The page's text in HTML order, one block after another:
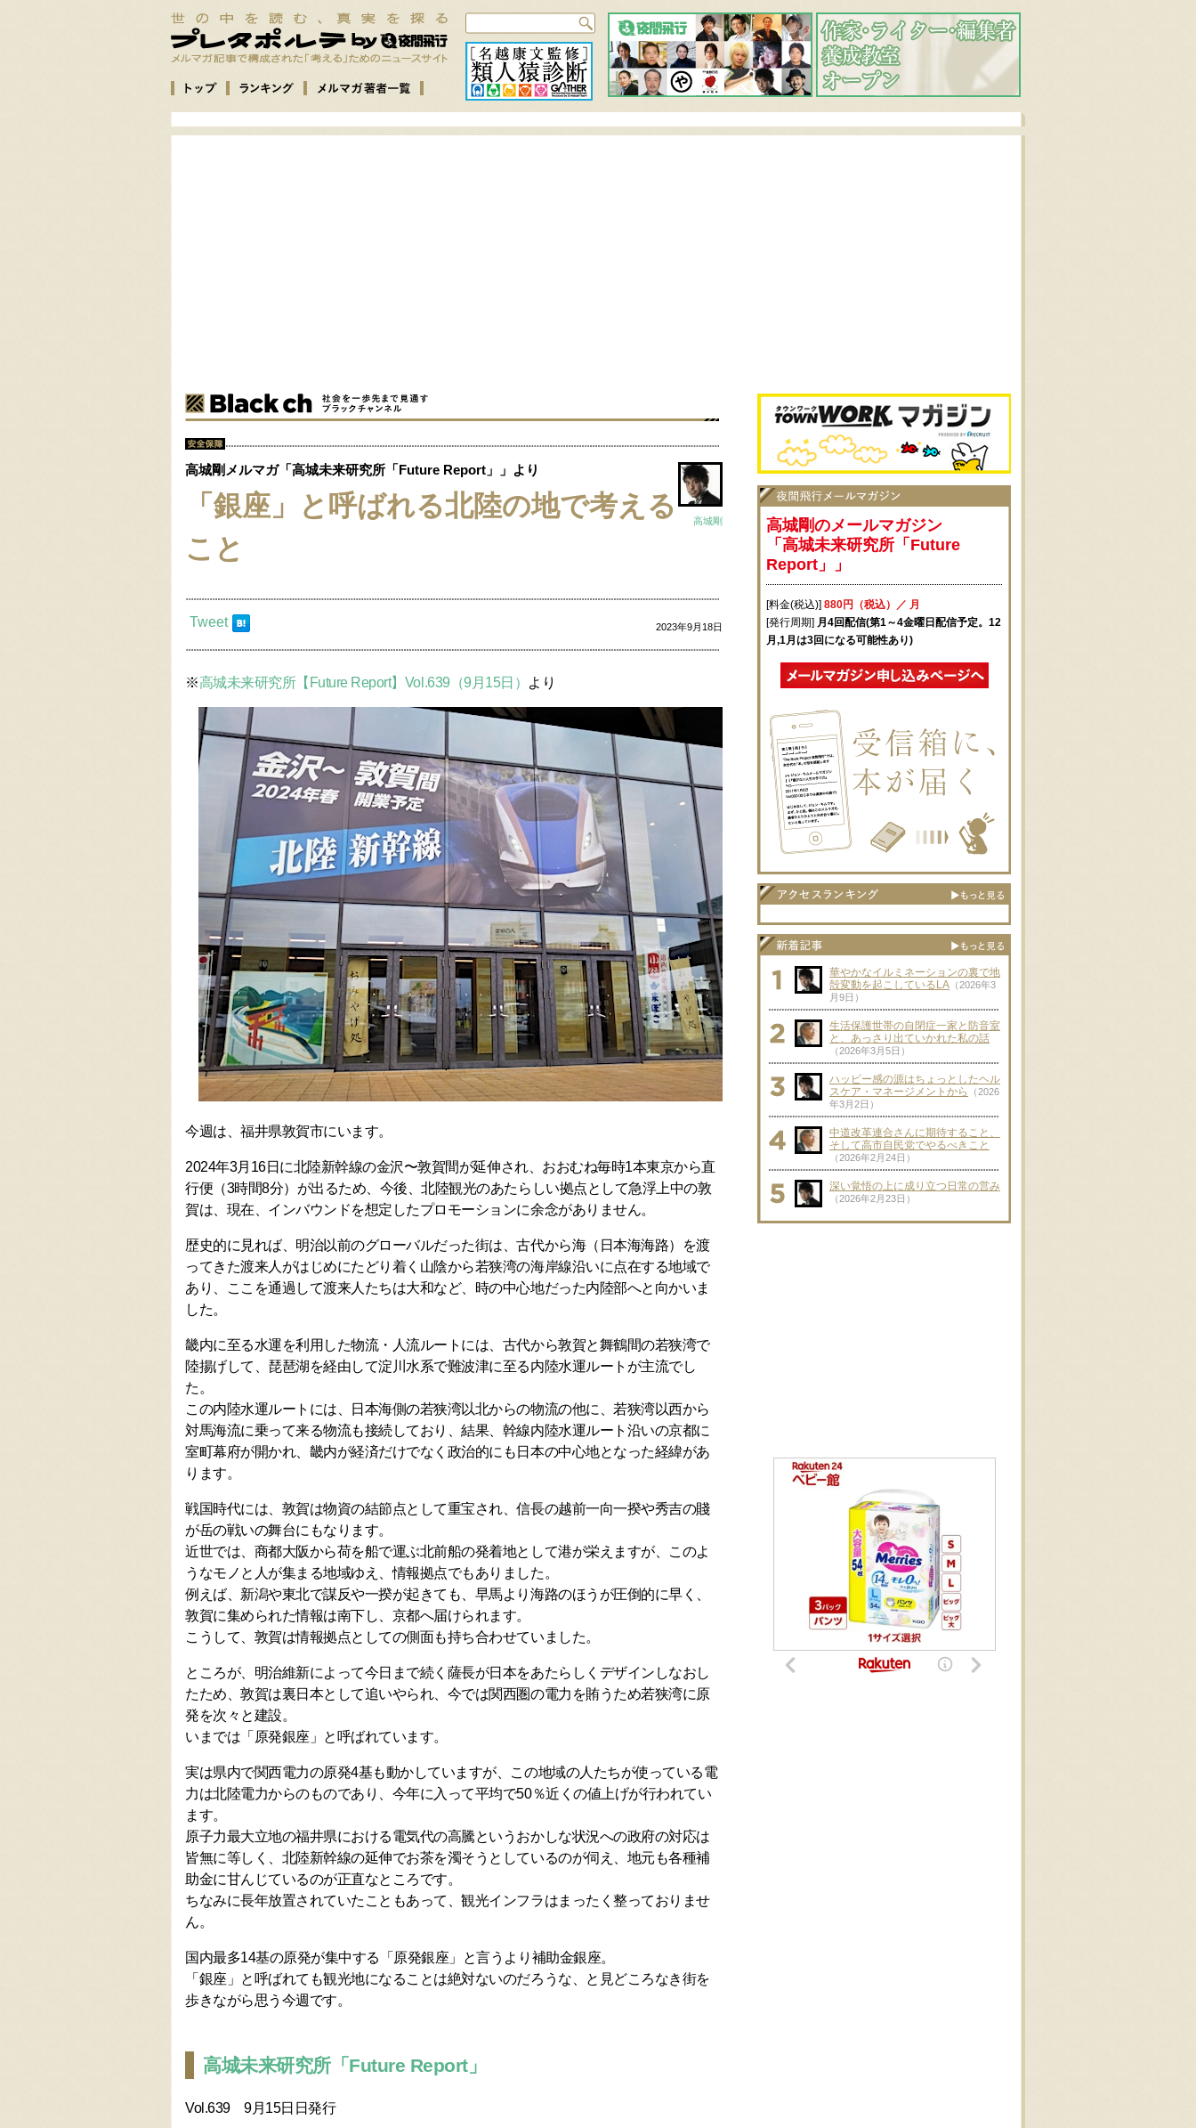
高城剛
高城剛メルマガ「高城未来研究所「Future Report」」より
「銀座」と呼ばれる北陸の地で考える
こと
2023年9月18日
Tweet
※高城未来研究所【Future Report】Vol.639（9月15日） より
今週は、福井県敦賀市にいます。
2024年3月16日に北陸新幹線の金沢〜敦賀間が延伸され、おおむね毎時1本東京から直
行便（3時間8分）が出るため、今後、北陸観光のあたらしい拠点として急浮上中の敦
賀は、現在、インバウンドを想定したプロモーションに余念がありません。
歴史的に見れば、明治以前のグローバルだった街は、古代から海（日本海海路）を渡
ってきた渡来人がはじめにたどり着く山陰から若狭湾の海岸線沿いに点在する地域で
あり、ここを通過して渡来人たちは大和など、時の中心地だった内陸部へと向かいま
した。
畿内に至る水運を利用した物流・人流ルートには、古代から敦賀と舞鶴間の若狭湾で
陸揚げして、琵琶湖を経由して淀川水系で難波津に至る内陸水運ルートが主流でし
た。
この内陸水運ルートには、日本海側の若狭湾以北からの物流の他に、若狭湾以西から
対馬海流に乗って来る物流も接続しており、結果、幹線内陸水運ルート沿いの京都に
室町幕府が開かれ、畿内が経済だけでなく政治的にも日本の中心地となった経緯があ
ります。
戦国時代には、敦賀は物資の結節点として重宝され、信長の越前一向一揆や秀吉の賤
が岳の戦いの舞台にもなります。
近世では、商都大阪から荷を船で運ぶ北前船の発着地として港が栄えますが、このよ
うなモノと人が集まる地域ゆえ、情報拠点でもありました。
例えば、新潟や東北で謀反や一揆が起きても、早馬より海路のほうが圧倒的に早く、
敦賀に集められた情報は南下し、京都へ届けられます。
こうして、敦賀は情報拠点としての側面も持ち合わせていました。
ところが、明治維新によって今日まで続く薩長が日本をあたらしくデザインしなおし
たため、敦賀は裏日本として追いやられ、今では関西圏の電力を賄うため若狭湾に原
発を次々と建設。
いまでは「原発銀座」と呼ばれています。
実は県内で関西電力の原発4基も動かしていますが、この地域の人たちが使っている電
力は北陸電力からのものであり、今年に入って平均で50％近くの値上げが行われてい
ます。
原子力最大立地の福井県における電気代の高騰というおかしな状況への政府の対応は
皆無に等しく、北陸新幹線の延伸でお茶を濁そうとしているのが伺え、地元も各種補
助金に甘んじているのが正直なところです。
ちなみに長年放置されていたこともあって、観光インフラはまったく整っておりませ
ん。
国内最多14基の原発が集中する「原発銀座」と言うより補助金銀座。
「銀座」と呼ばれても観光地になることは絶対ないのだろうな、と見どころなき街を
歩きながら思う今週です。
高城未来研究所「Future Report」
Vol.639 9月15日日発行
高城剛のメールマガジン
「高城未来研究所「Future
Report」」
[料金(税込)] 880円（税込）／ 月
[発行周期] 月4回配信(第1～4金曜日配信予定。12
月,1月は3回になる可能性あり)
華やかなイルミネーションの裏で地
殻変動を起こしているLA （2026年3
月9日）
生活保護世帯の自閉症一家と防音室
と、あっさり出ていかれた私の話
（2026年3月5日）
ハッピー感の源はちょっとしたヘル
スケア・マネージメントから
（2026
年3月2日）
中道改革連合さんに期待すること、
そして高市自民党でやるべきこと
（2026年2月24日）
深い覚悟の上に成り立つ日常の営み
（2026年2月23日）